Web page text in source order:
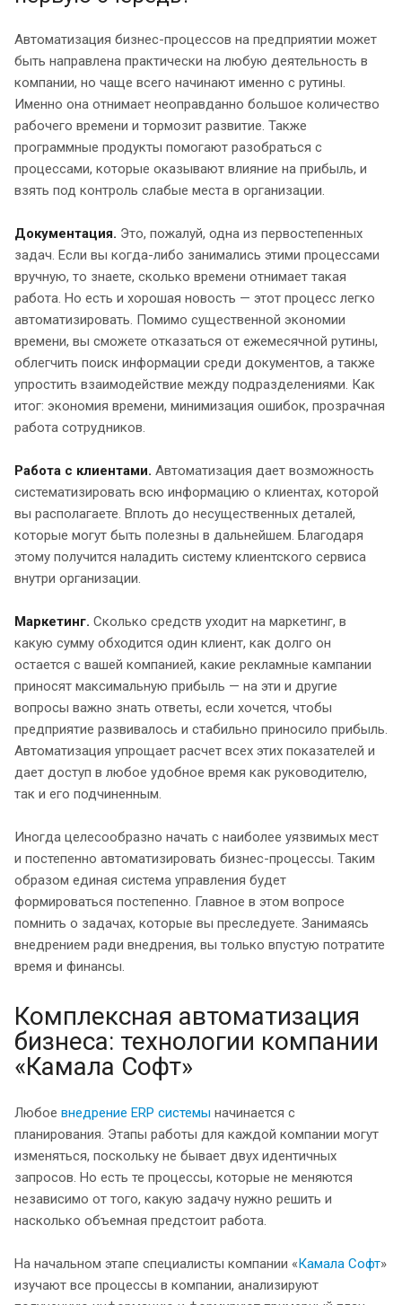
Автоматизация бизнес-процессов на предприятии может
быть направлена практически на любую деятельность в
компании, но чаще всего начинают именно с рутины.
Именно она отнимает неоправданно большое количество
рабочего времени и тормозит развитие. Также
программные продукты помогают разобраться с
процессами, которые оказывают влияние на прибыль, и
взять под контроль слабые места в организации.
Документация. Это, пожалуй, одна из первостепенных
задач. Если вы когда-либо занимались этими процессами
вручную, то знаете, сколько времени отнимает такая
работа. Но есть и хорошая новость — этот процесс легко
автоматизировать. Помимо существенной экономии
времени, вы сможете отказаться от ежемесячной рутины,
облегчить поиск информации среди документов, а также
упростить взаимодействие между подразделениями. Как
итог: экономия времени, минимизация ошибок, прозрачная
работа сотрудников.
Работа с клиентами. Автоматизация дает возможность
систематизировать всю информацию о клиентах, которой
вы располагаете. Вплоть до несущественных деталей,
которые могут быть полезны в дальнейшем. Благодаря
этому получится наладить систему клиентского сервиса
внутри организации.
Маркетинг. Сколько средств уходит на маркетинг, в
какую сумму обходится один клиент, как долго он
остается с вашей компанией, какие рекламные кампании
приносят максимальную прибыль — на эти и другие
вопросы важно знать ответы, если хочется, чтобы
предприятие развивалось и стабильно приносило прибыль.
Автоматизация упрощает расчет всех этих показателей и
дает доступ в любое удобное время как руководителю,
так и его подчиненным.
Иногда целесообразно начать с наиболее уязвимых мест
и постепенно автоматизировать бизнес-процессы. Таким
образом единая система управления будет
формироваться постепенно. Главное в этом вопросе
помнить о задачах, которые вы преследуете. Занимаясь
внедрением ради внедрения, вы только впустую потратите
время и финансы.
Комплексная автоматизация
бизнеса: технологии компании
«Камала Софт»
Любое внедрение ERP системы начинается с
планирования. Этапы работы для каждой компании могут
изменяться, поскольку не бывает двух идентичных
запросов. Но есть те процессы, которые не меняются
независимо от того, какую задачу нужно решить и
насколько объемная предстоит работа.
На начальном этапе специалисты компании «Камала Софт»
изучают все процессы в компании, анализируют